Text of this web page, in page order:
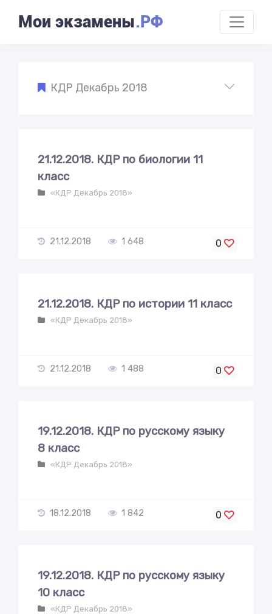
Мои экзамены.РФ
КДР Декабрь 2018
21.12.2018. КДР по биологии 11
класс
«КДР Декабрь 2018»
21.12.2018 1 648 0
21.12.2018. КДР по истории 11 класс
«КДР Декабрь 2018»
21.12.2018 1 488 0
19.12.2018. КДР по русскому языку
8 класс
«КДР Декабрь 2018»
18.12.2018 1 842 0
19.12.2018. КДР по русскому языку
10 класс
«КДР Декабрь 2018»